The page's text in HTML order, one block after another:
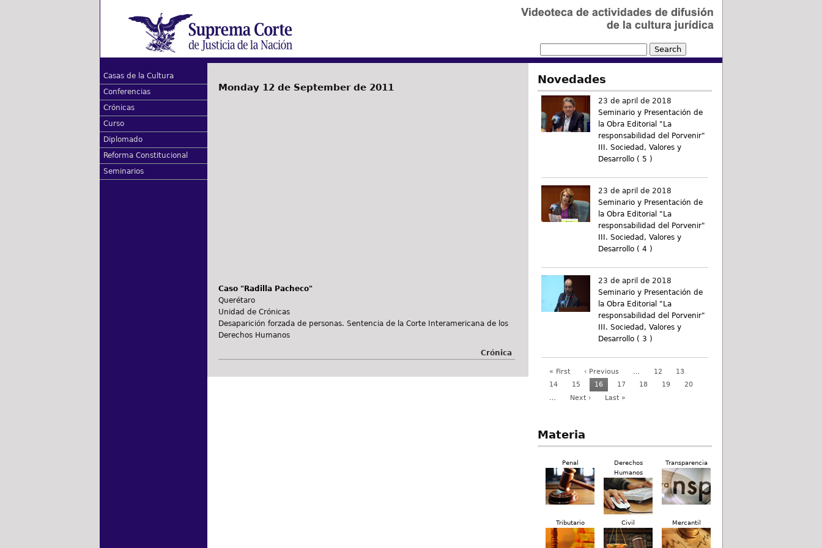
Casas de la Cultura
Conferencias
Crónicas
Curso
Diplomado
Reforma Constitucional
Seminarios
Monday 12 de September de 2011
Caso "Radilla Pacheco"
Querétaro
Unidad de Crónicas
Desaparición forzada de personas. Sentencia de la Corte Interamericana de los
Derechos Humanos
Crónica
Novedades
23 de april de 2018
Seminario y Presentación de
la Obra Editorial "La
responsabilidad del Porvenir"
III. Sociedad, Valores y
Desarrollo ( 5 )
23 de april de 2018
Seminario y Presentación de
la Obra Editorial "La
responsabilidad del Porvenir"
III. Sociedad, Valores y
Desarrollo ( 4 )
23 de april de 2018
Seminario y Presentación de
la Obra Editorial "La
responsabilidad del Porvenir"
III. Sociedad, Valores y
Desarrollo ( 3 )
« First ‹ Previous … 12
13
14
15 16 17 18 19
20
…
Next › Last »
Materia
Penal
Derechos
Humanos
Transparencia
Tributario Civil Mercantil